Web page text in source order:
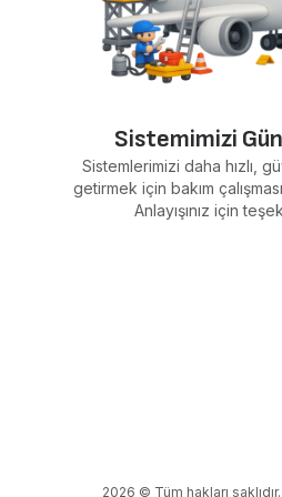
Sistemimizi
Sistemlerimizi daha hızlı,
getirmek için bakım
Anlayışınız için
2026 © Tüm hakları